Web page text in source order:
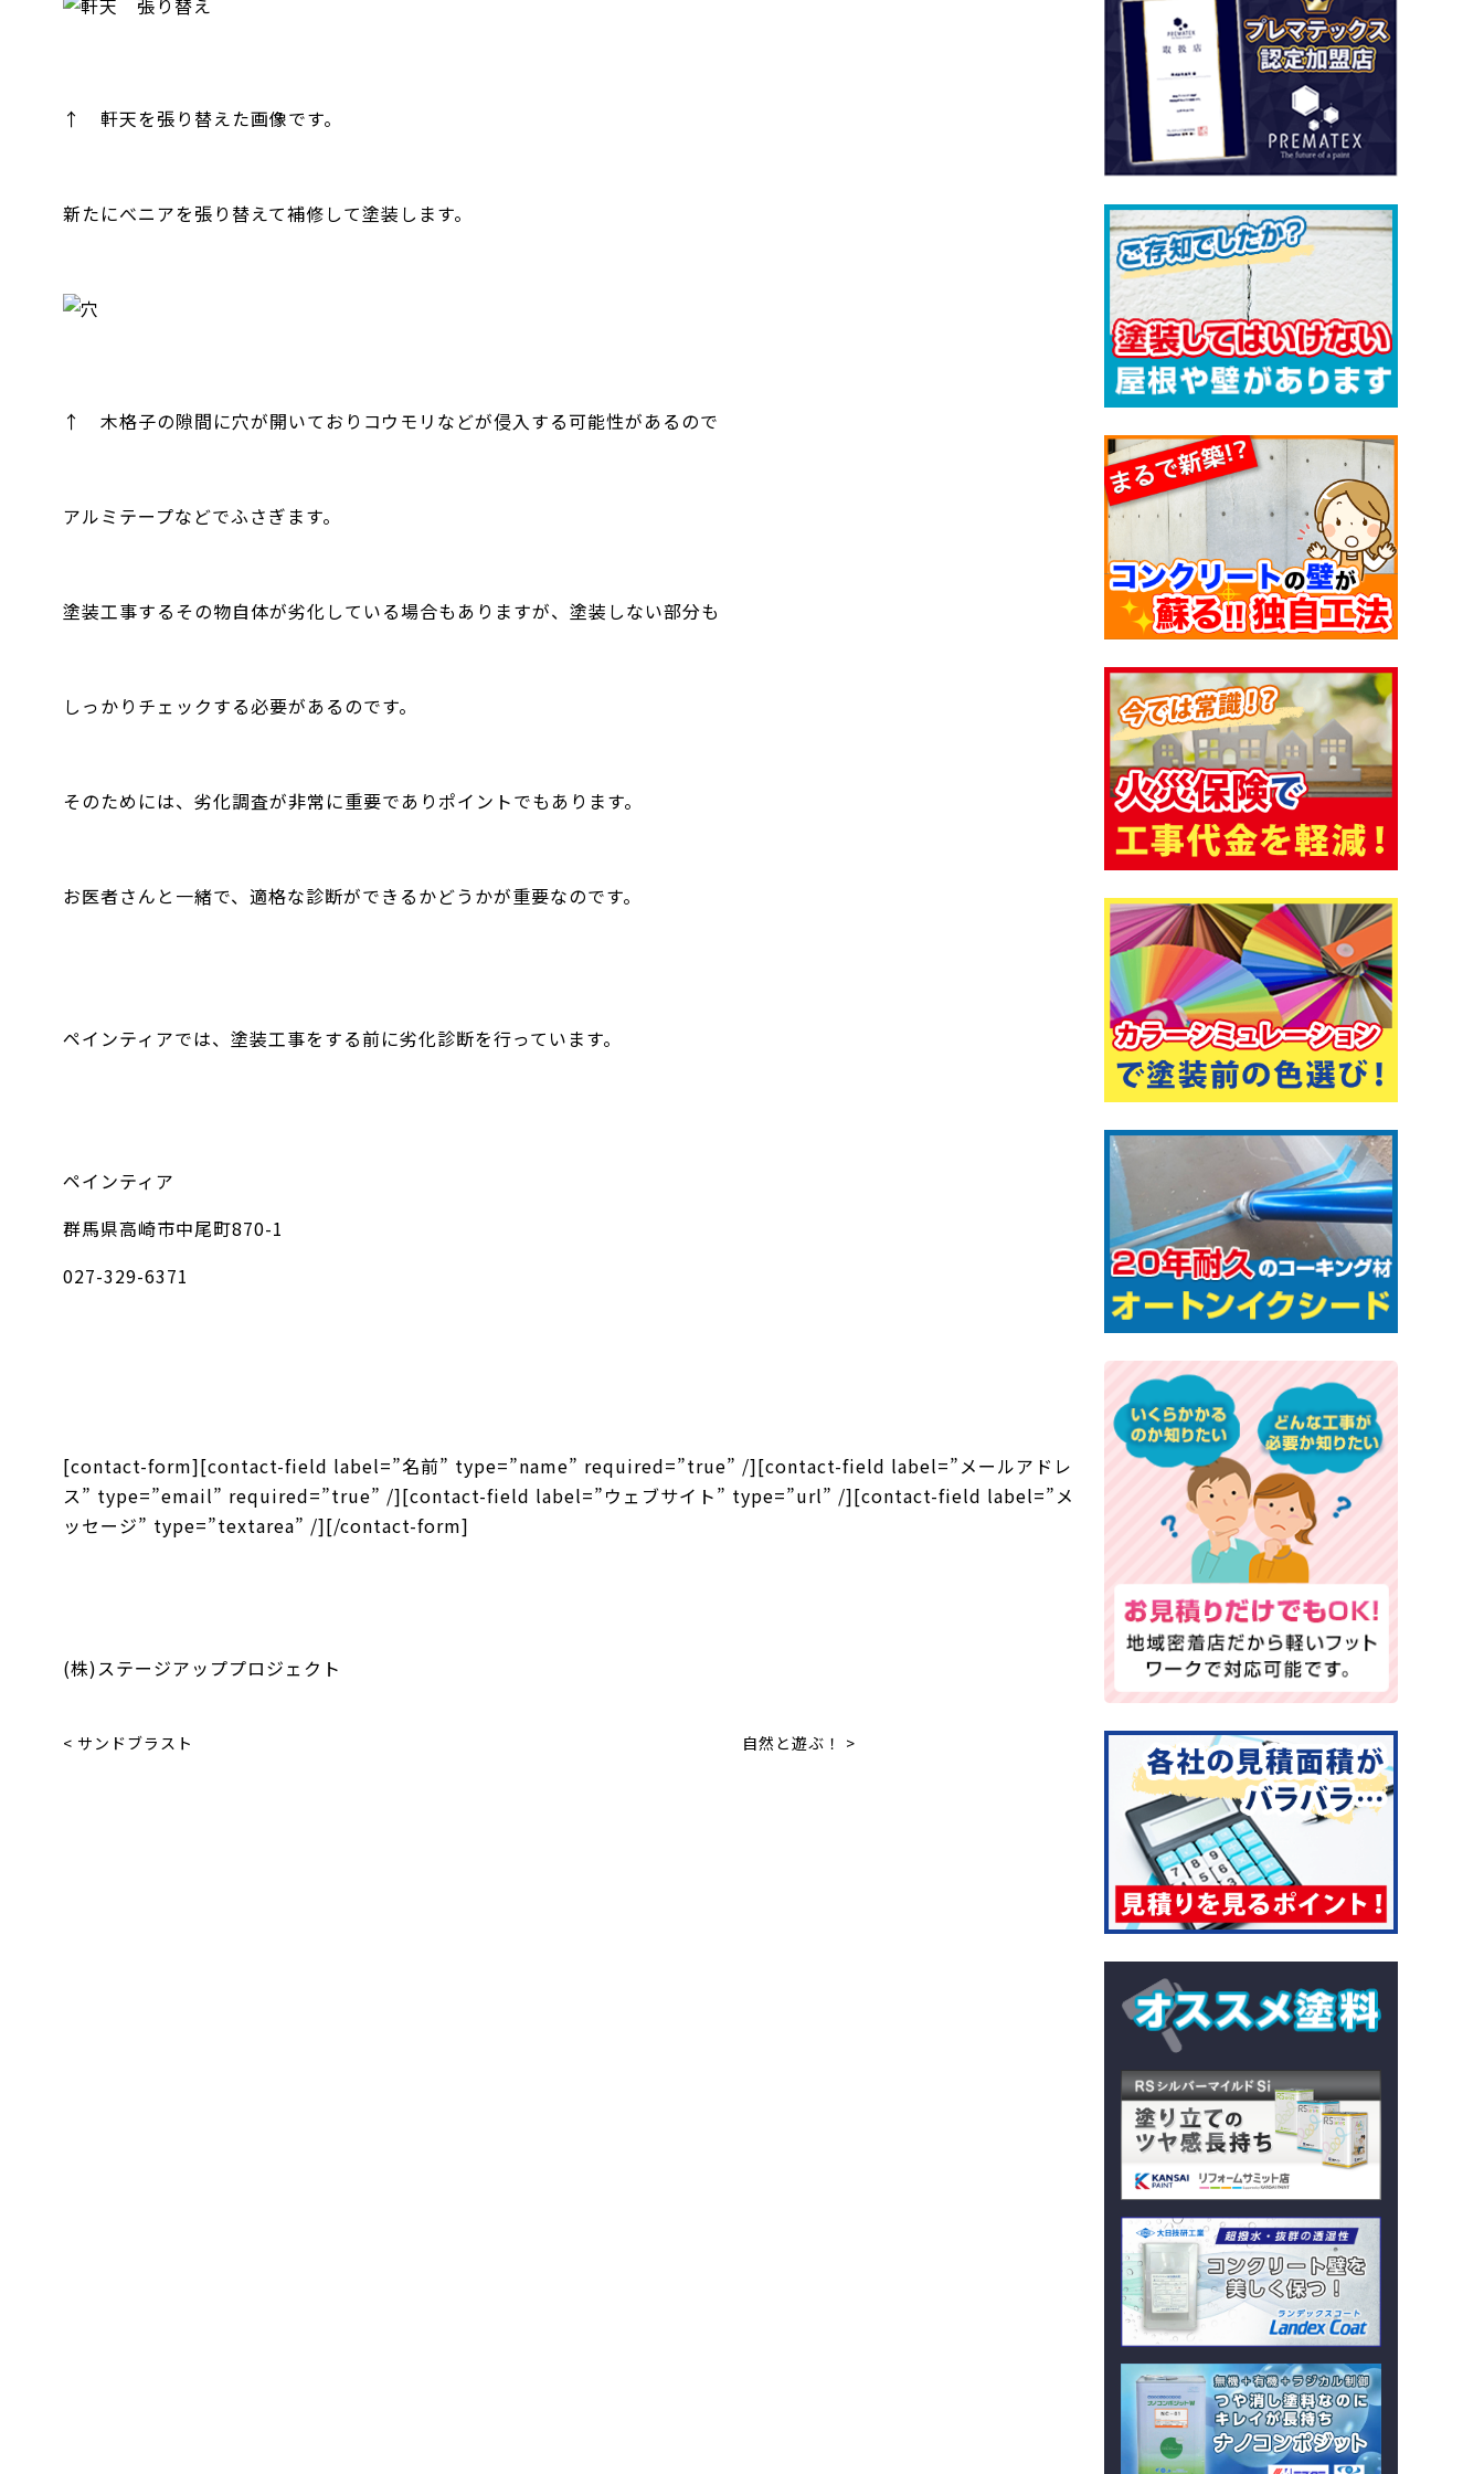
↑ 軒天を張り替えた画像です。
新たにべニアを張り替えて補修して塗装します。
↑ 木格子の隙間に穴が開いておりコウモリなどが侵入する可能性があるので
アルミテープなどでふさぎます。
塗装工事するその物自体が劣化している場合もありますが、塗装しない部分も
しっかりチェックする必要があるのです。
そのためには、劣化調査が非常に重要でありポイントでもあります。
お医者さんと一緒で、適格な診断ができるかどうかが重要なのです。
ペインティアでは、塗装工事をする前に劣化診断を行っています。
ペインティア
群馬県高崎市中尾町870-1
027-329-6371
[contact-form][contact-field label=”名前” type=”name” required=”true” /][contact-field label=”メールアドレ
ス” type=”email” required=”true” /][contact-field label=”ウェブサイト” type=”url” /][contact-field label=”メ
ッセージ” type=”textarea” /][/contact-form]
(株)ステージアッププロジェクト
< サンドブラスト 自然と遊ぶ！ >